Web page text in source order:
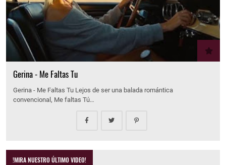
Gerina - Me Faltas Tu
Gerina - Me Faltas Tu Lejos de ser una balada romántica
convencional, Me faltas Tú…
!MIRA NUESTRO ÚLTIMO VIDEO!